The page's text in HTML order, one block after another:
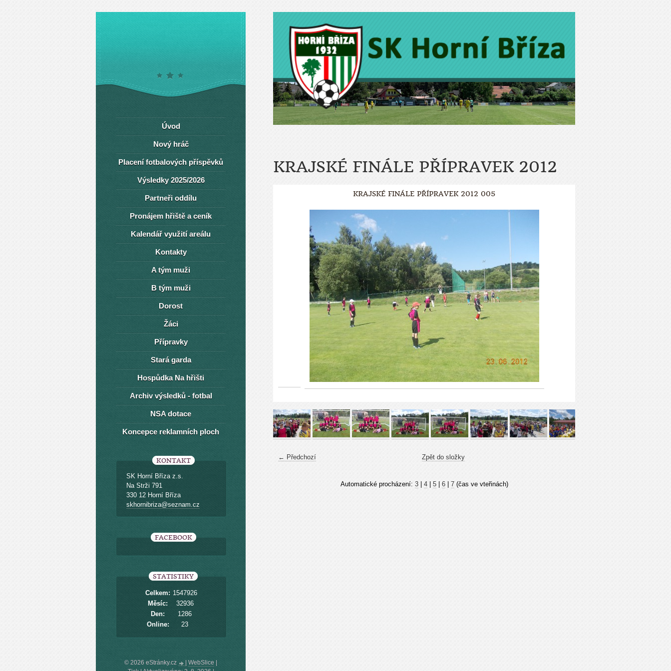
KRAJSKÉ FINÁLE PŘÍPRAVEK 2012
KRAJSKÉ FINÁLE PŘÍPRAVEK 2012 005
← Předchozí Zpět do složky
Automatické procházení: 3| 4| 5| 6| 7(čas ve vteřinách)
Úvod
Nový hráč
Placení fotbalových příspěvků
Výsledky 2025/2026
Partneři oddílu
Pronájem hřiště a ceník
Kalendář využití areálu
Kontakty
A tým muži
B tým muži
Dorost
Žáci
Přípravky
Stará garda
Hospůdka Na hřišti
Archiv výsledků - fotbal
NSA dotace
Koncepce reklamních ploch
KONTAKT
SK Horní Bříza z.s.
Na Strži 791
330 12 Horní Bříza
skhornibriza@seznam.cz
FACEBOOK
STATISTIKY
Online: 23
Celkem: 1547926
Měsíc:
32936
Den:
1286
© 2026 eStránky.cz WebSlice